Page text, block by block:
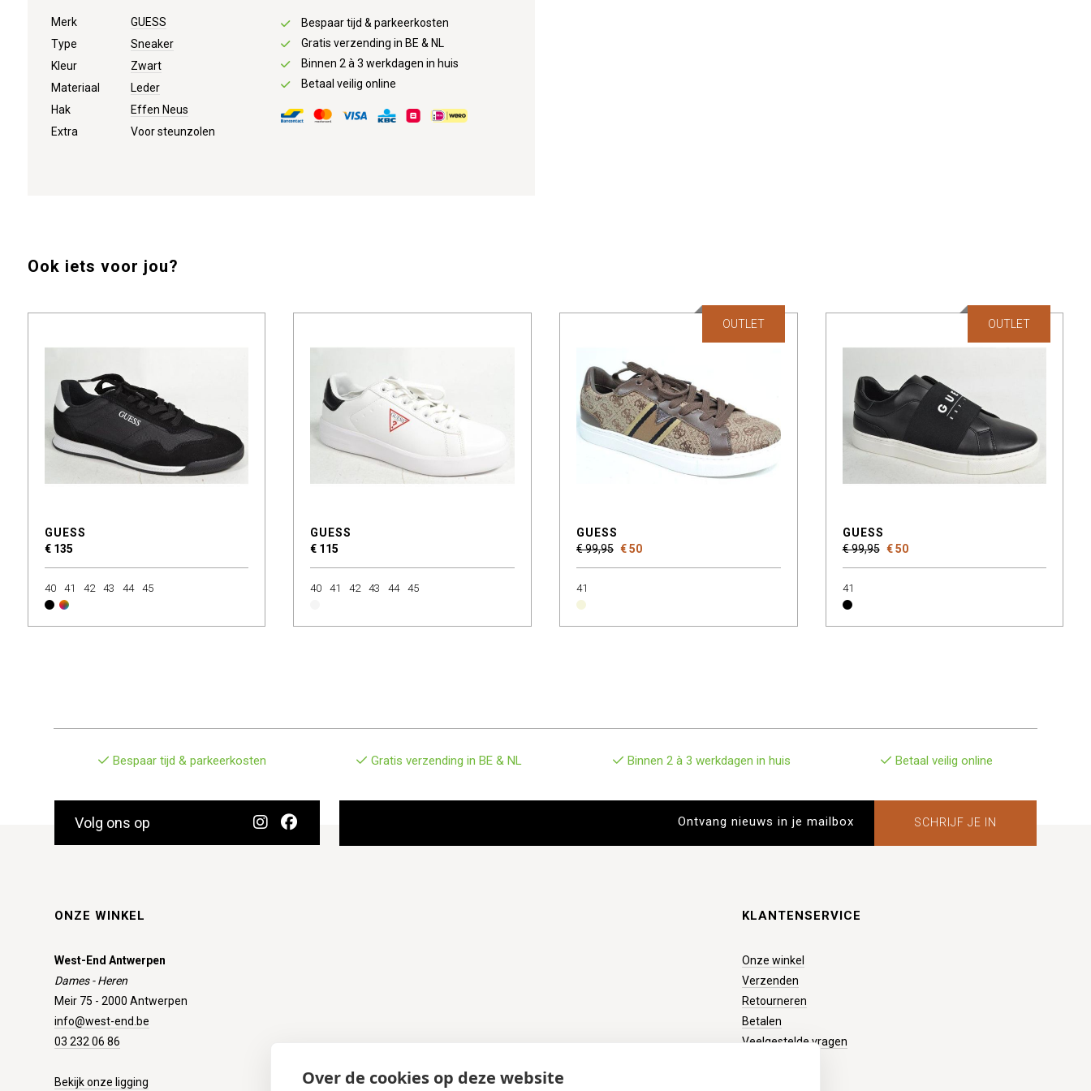
Over de cookies op deze website
Merk
GUESS
Type
Sneaker
Kleur
Zwart
Materiaal
Leder
Hak
Effen Neus
Extra
Voor steunzolen
Bespaar tijd & parkeerkosten
Gratis verzending in BE & NL
Binnen 2 à 3 werkdagen in huis
Betaal veilig online
Ook iets voor jou?
GUESS
€ 135
40 41 42 43 44 45
GUESS
€ 115
40 41 42 43 44 45
GUESS
€ 99,95 € 50
OUTLET
41
GUESS
€ 99,95 € 50
OUTLET
41
Bespaar tijd & parkeerkosten Gratis verzending in BE & NL Binnen 2 à 3 werkdagen in huis Betaal veilig online
Volg ons op SCHRIJF JE IN
ONZE WINKEL
West-End Antwerpen
Dames - Heren
Meir 75 - 2000 Antwerpen
info@west-end.be
03 232 06 86
Bekijk onze ligging
KLANTENSERVICE
Onze winkel
Verzenden
Retourneren
Betalen
Veelgestelde vragen